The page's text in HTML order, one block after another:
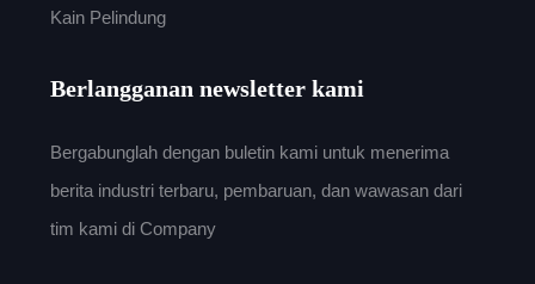
Kain Pelindung
Berlangganan newsletter kami
Bergabunglah dengan buletin kami untuk menerima
berita industri terbaru, pembaruan, dan wawasan dari
tim kami di Company